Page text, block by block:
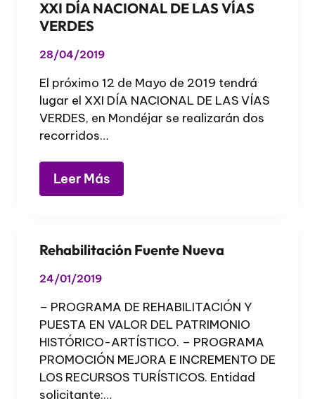
XXI DÍA NACIONAL DE LAS VÍAS
VERDES
28/04/2019
El próximo 12 de Mayo de 2019 tendrá
lugar el XXI DÍA NACIONAL DE LAS VÍAS
VERDES, en Mondéjar se realizarán dos
recorridos…
Leer Más
Rehabilitación Fuente Nueva
24/01/2019
– PROGRAMA DE REHABILITACIÓN Y
PUESTA EN VALOR DEL PATRIMONIO
HISTÓRICO-ARTÍSTICO. – PROGRAMA
PROMOCIÓN MEJORA E INCREMENTO DE
LOS RECURSOS TURÍSTICOS. Entidad
solicitante:…